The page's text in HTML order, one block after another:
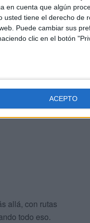
en cuenta que algún
usted tiene el derecho de
Puede cambiar sus
clic en el botón
ACEPTO
diferente ya que
a Ceuta
aplicación de
y se
sin ayuda de
allá, con rutas
todo eso.